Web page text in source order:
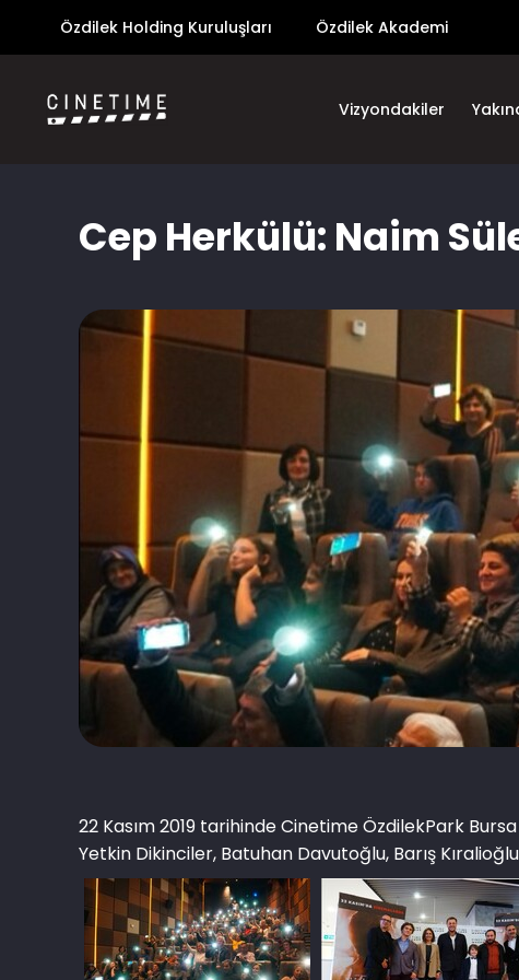
Özdilek Holding Kuruluşları Özdilek Akademi
Vizyondakiler
Cep Herkülü: Naim
22 Kasım 2019 tarihinde Cinetime ÖzdilekPark
Yetkin Dikinciler, Batuhan Davutoğlu, Barış